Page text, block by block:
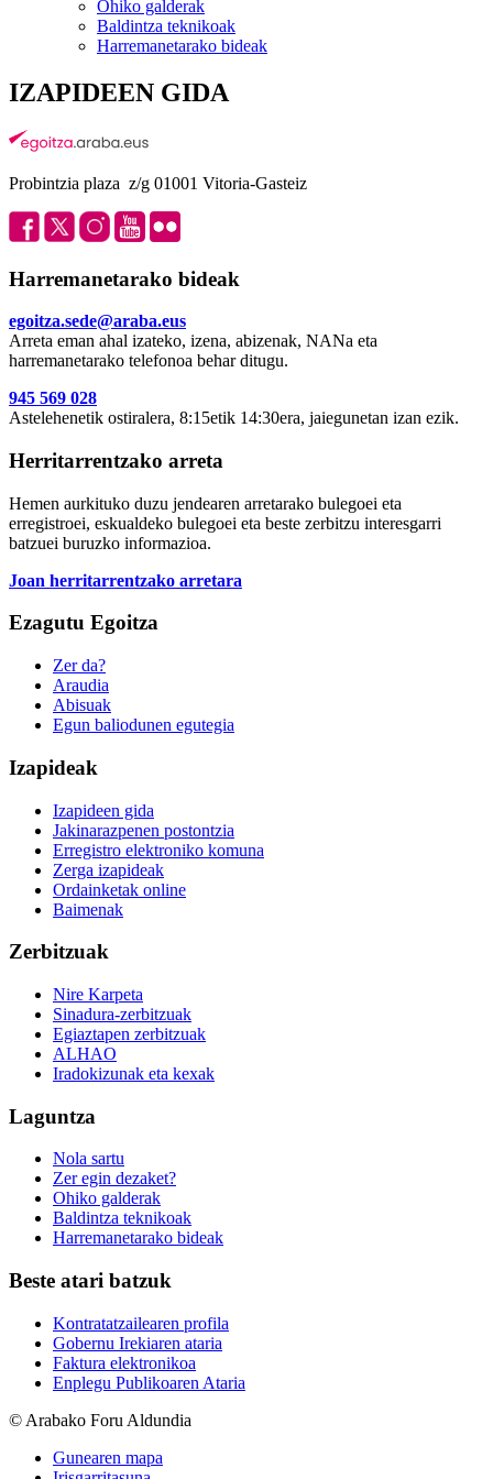
Ohiko galderak
Baldintza teknikoak
Harremanetarako bideak
IZAPIDEEN GIDA
Probintzia plaza z/g 01001 Vitoria-Gasteiz
Harremanetarako bideak
egoitza.sede@araba.eus
Arreta eman ahal izateko, izena, abizenak, NANa eta
harremanetarako telefonoa behar ditugu.
945 569 028
Astelehenetik ostiralera, 8:15etik 14:30era, jaiegunetan izan ezik.
Herritarrentzako arreta
Hemen aurkituko duzu jendearen arretarako bulegoei eta
erregistroei, eskualdeko bulegoei eta beste zerbitzu interesgarri
batzuei buruzko informazioa.
Joan herritarrentzako arretara
Ezagutu Egoitza
Zer da?
Araudia
Abisuak
Egun baliodunen egutegia
Izapideak
Izapideen gida
Jakinarazpenen postontzia
Erregistro elektroniko komuna
Zerga izapideak
Ordainketak online
Baimenak
Zerbitzuak
Nire Karpeta
Sinadura-zerbitzuak
Egiaztapen zerbitzuak
ALHAO
Iradokizunak eta kexak
Laguntza
Nola sartu
Zer egin dezaket?
Ohiko galderak
Baldintza teknikoak
Harremanetarako bideak
Beste atari batzuk
Kontratatzailearen profila
Gobernu Irekiaren ataria
Faktura elektronikoa
Enplegu Publikoaren Ataria
© Arabako Foru Aldundia
Gunearen mapa